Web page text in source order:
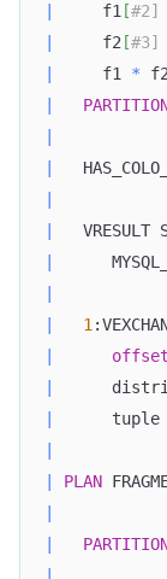
     f1
[
     f2
[
     f1
* f2
1
offset
tuple
PLAN